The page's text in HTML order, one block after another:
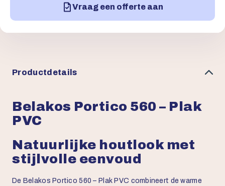
Vraag een offerte aan
Productdetails
Belakos Portico 560 – Plak
PVC
Natuurlijke houtlook met
stijlvolle eenvoud
De Belakos Portico 560 – Plak PVC combineert de warme